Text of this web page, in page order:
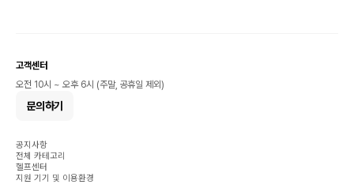
고객센터
오전 10시 ~ 오후 6시 (주말, 공휴일 제외)
문의하기
공지사항
전체 카테고리
헬프센터
지원 기기 및 이용환경